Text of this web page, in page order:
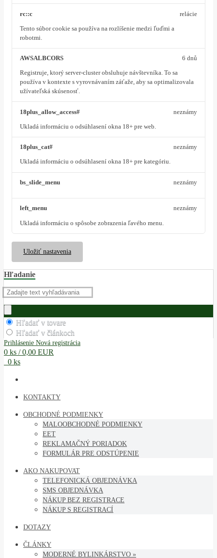
rc::c
Tento súbor cookie sa používa na rozlíšenie medzi ľuďmi a
robotmi.
relácie
AWSALBCORS
Registruje, ktorý server-cluster obsluhuje návštevníka. To sa
používa v kontexte s vyrovnávaním záťaže, aby sa optimalizovala
užívateľská skúsenosť.
6 dnů
18plus_allow_access#
Ukladá informáciu o odsúhlasení okna 18+ pre web.
neznámy
18plus_cat#
Ukladá informáciu o odsúhlasení okna 18+ pre kategóriu.
neznámy
bs_slide_menu neznámy
left_menu
Ukladá informáciu o spôsobe zobrazenia ľavého menu.
neznámy
Uložiť nastavenia
Hľadanie
Hľadať v tovare
Hľadať v článkoch
Prihlásenie Nová registrácia
0 ks / 0,00 EUR
0 ks
KONTAKTY
OBCHODNÉ PODMIENKY
MALOOBCHODNÉ PODMIENKY
EET
REKLAMAČNÝ PORIADOK
FORMULÁR PRE ODSTÚPENIE
AKO NAKUPOVAT
TELEFONICKÁ OBJEDNÁVKA
SMS OBJEDNÁVKA
NÁKUP BEZ REGISTRACE
NÁKUP S REGISTRACÍ
DOTAZY
ČLÁNKY
MODERNÉ BYLINKÁRSTVO »